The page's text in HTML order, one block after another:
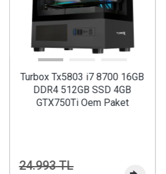
Turbox Tx4897 Ryzen 5 5500
16GB DDR4 512GB SSD 8GB
RX580 256Bit Oem Paket
21.571TL